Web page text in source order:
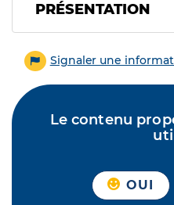
PRÉSENTATION
Signaler une
Le contenu
OUI